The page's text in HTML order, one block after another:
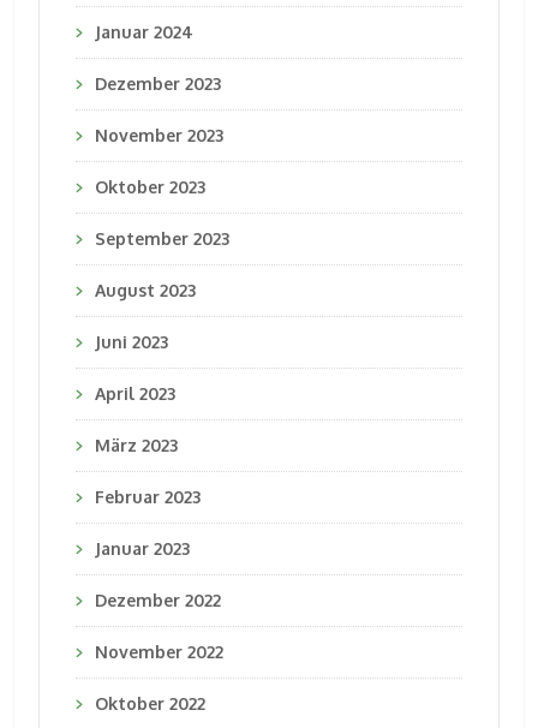
Januar 2024
Dezember 2023
November 2023
Oktober 2023
September 2023
August 2023
Juni 2023
April 2023
März 2023
Februar 2023
Januar 2023
Dezember 2022
November 2022
Oktober 2022